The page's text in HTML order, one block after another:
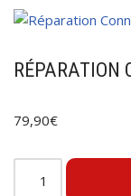
RÉPARATION
79,90€